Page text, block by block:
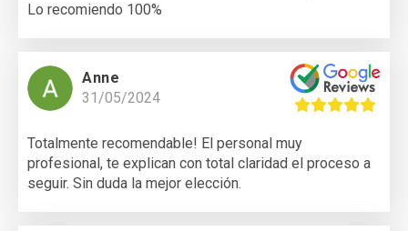
Lo recomiendo 100%
Anne
31/05/2024
Totalmente recomendable! El personal muy
profesional, te explican con total claridad el proceso a
seguir. Sin duda la mejor elección.